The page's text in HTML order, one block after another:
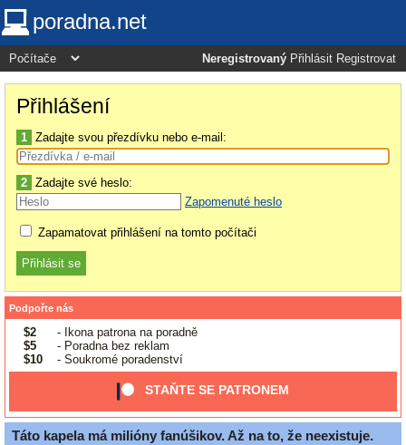
poradna.net
Neregistrovaný Přihlásit Registrovat
Přihlášení
1 Zadajte svou přezdívku nebo e-mail:
2 Zadajte své heslo:
Zapomenuté heslo
Zapamatovat přihlášení na tomto počítači
Podpořte nás
$2
- Ikona patrona na poradně
$5
- Poradna bez reklam
$10
- Soukromé poradenství
STAŇTE SE PATRONEM
Táto kapela má milióny fanúšikov. Až na to, že neexistuje.